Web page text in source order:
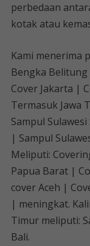
perbedaan
kotak atau
Kami menerima
Bengka
Cover Jakarta |
Termasuk Jawa
Sampul
| Sampul
Meliputi:
Papua Barat |
cover Aceh |
| meningkat.
Timur meliputi:
Bali.